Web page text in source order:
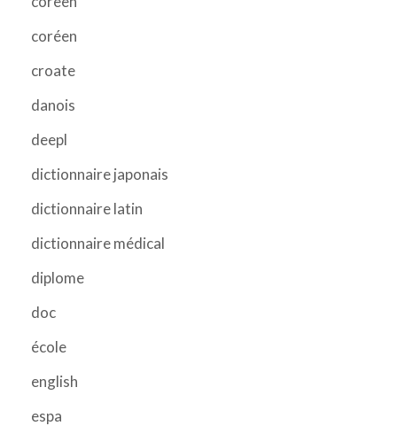
coréen
croate
danois
deepl
dictionnaire japonais
dictionnaire latin
dictionnaire médical
diplome
doc
école
english
espa